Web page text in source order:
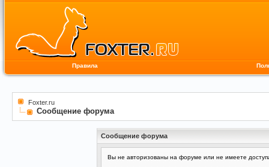
Правила
Foxter.ru
Сообщение форума
Сообщение форума
Вы не авторизованы на форуме или не имеете